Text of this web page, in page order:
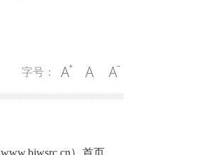
字号：
www.bjwsrc.cn）首页